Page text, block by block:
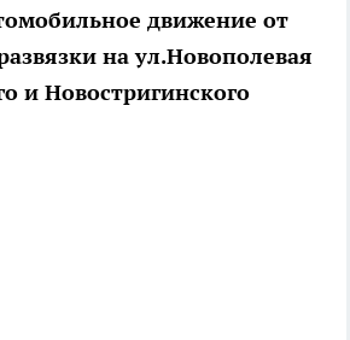
движение от
на ул.Новополевая
и Новостригинского